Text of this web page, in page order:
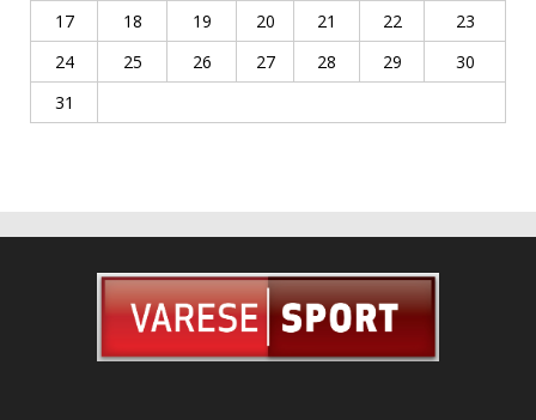
17
18 19 20 21 22
23
24
25 26 27 28 29
30
31